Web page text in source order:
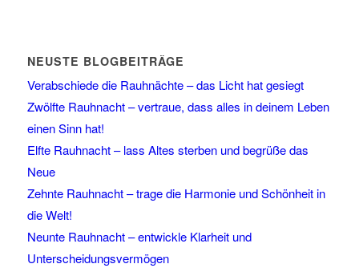
NEUSTE BLOGBEITRÄGE
Verabschiede die Rauhnächte – das Licht hat gesiegt
Zwölfte Rauhnacht – vertraue, dass alles in deinem Leben
einen Sinn hat!
Elfte Rauhnacht – lass Altes sterben und begrüße das
Neue
Zehnte Rauhnacht – trage die Harmonie und Schönheit in
die Welt!
Neunte Rauhnacht – entwickle Klarheit und
Unterscheidungsvermögen